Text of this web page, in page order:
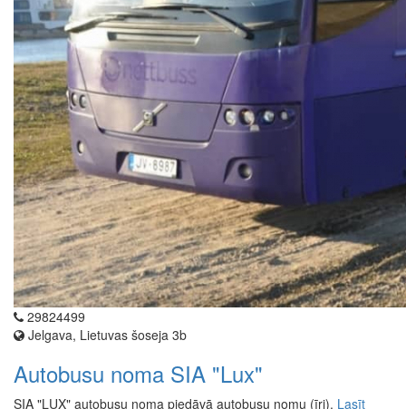
29824499
Jelgava, Lietuvas šoseja 3b
Autobusu noma SIA "Lux"
SIA "LUX" autobusu noma piedāvā autobusu nomu (īri). Lasīt